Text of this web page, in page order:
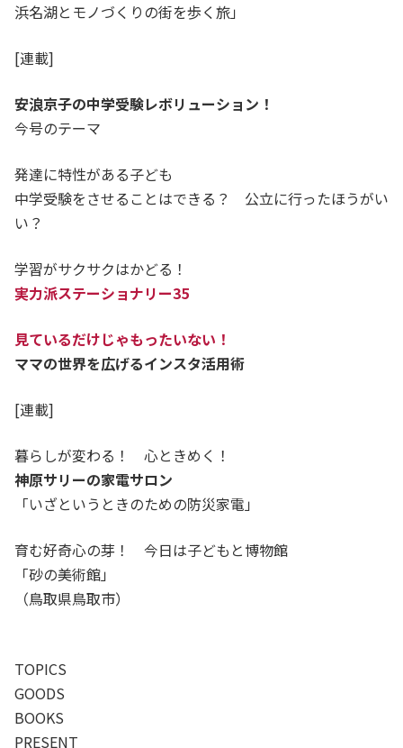
浜名湖とモノづくりの街を歩く旅」
[連載]
安浪京子の中学受験レボリューション！
今号のテーマ
発達に特性がある子ども
中学受験をさせることはできる？ 公立に行ったほうがい
い？
学習がサクサクはかどる！
実力派ステーショナリー35
見ているだけじゃもったいない！
ママの世界を広げるインスタ活用術
[連載]
暮らしが変わる！ 心ときめく！
神原サリーの家電サロン
「いざというときのための防災家電」
育む好奇心の芽！ 今日は子どもと博物館
「砂の美術館」
（鳥取県鳥取市）
TOPICS
GOODS
BOOKS
PRESENT